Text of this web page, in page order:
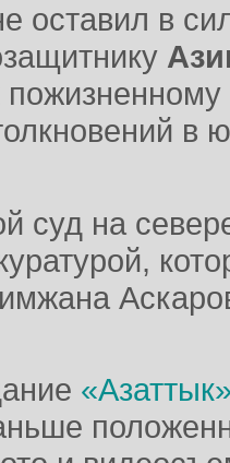
оставил в
в
суд на